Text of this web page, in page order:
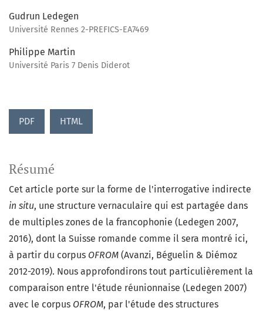
Gudrun Ledegen
Université Rennes 2-PREFICS-EA7469
Philippe Martin
Université Paris 7 Denis Diderot
PDF HTML
Résumé
Cet article porte sur la forme de l'interrogative indirecte
in situ, une structure vernaculaire qui est partagée dans
de multiples zones de la francophonie (Ledegen 2007,
2016), dont la Suisse romande comme il sera montré ici,
à partir du corpus OFROM (Avanzi, Béguelin & Diémoz
2012-2019). Nous approfondirons tout particulièrement la
comparaison entre l'étude réunionnaise (Ledegen 2007)
avec le corpus OFROM, par l'étude des structures